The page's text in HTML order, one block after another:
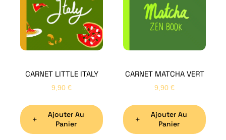
CARNET LITTLE ITALY
9,90 €
Ajouter Au
Panier
CARNET MATCHA VERT
9,90 €
Ajouter Au
Panier